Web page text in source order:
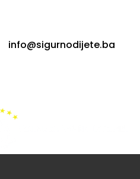
info@sigurnodijete.ba